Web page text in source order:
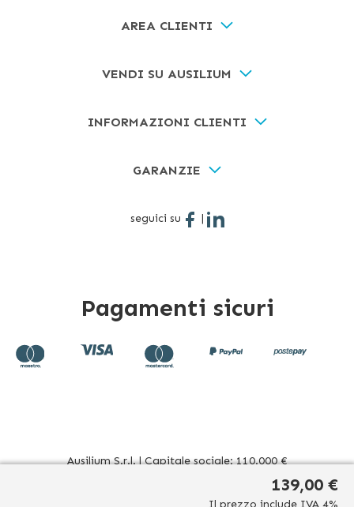
139,00 €
Il prezzo include IVA 4%
AREA CLIENTI
VENDI SU AUSILIUM
INFORMAZIONI CLIENTI
GARANZIE
seguici su |
Pagamenti sicuri
Ausilium S.r.l. | Capitale sociale: 110.000 €
Sede operativa: Corso Novara 39 - 10078 Venaria Reale (TO)
Italia | Sede legale: Via Beato Sebastiano Valfrè, 16 - 10121